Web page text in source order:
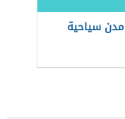
مدن سياحية